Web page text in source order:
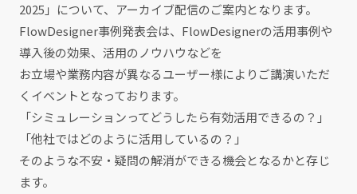
2025」について、アーカイブ配信のご案内となります。
FlowDesigner事例発表会は、FlowDesignerの活用事例や
導入後の効果、活用のノウハウなどを
お立場や業務内容が異なるユーザー様によりご講演いただ
くイベントとなっております。
「シミュレーションってどうしたら有効活用できるの？」
「他社ではどのように活用しているの？」
そのような不安・疑問の解消ができる機会となるかと存じ
ます。